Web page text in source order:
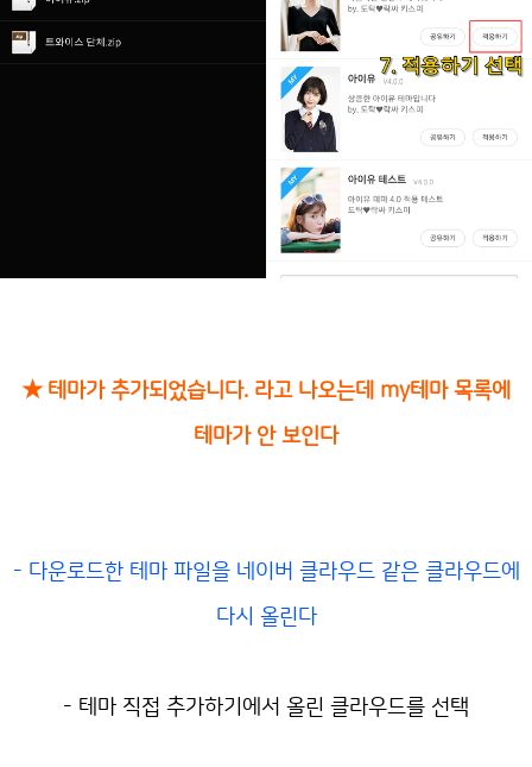
★ 테마가 추가되었습니다. 라고 나오는데 my테마 목록에
테마가 안 보인다
- 다운로드한 테마 파일을 네이버 클라우드 같은 클라우드에
다시 올린다
- 테마 직접 추가하기에서 올린 클라우드를 선택